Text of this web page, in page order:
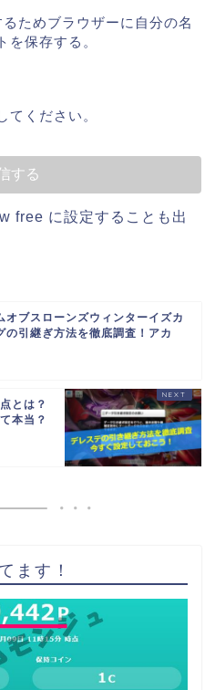
ためブラウザーに自分の名
を保存する。
てください。
free に設定することも出
オブスローンズウィンターイズカ
の引継ぎ方法を徹底調査！アカ
とは？
本当？
ます！